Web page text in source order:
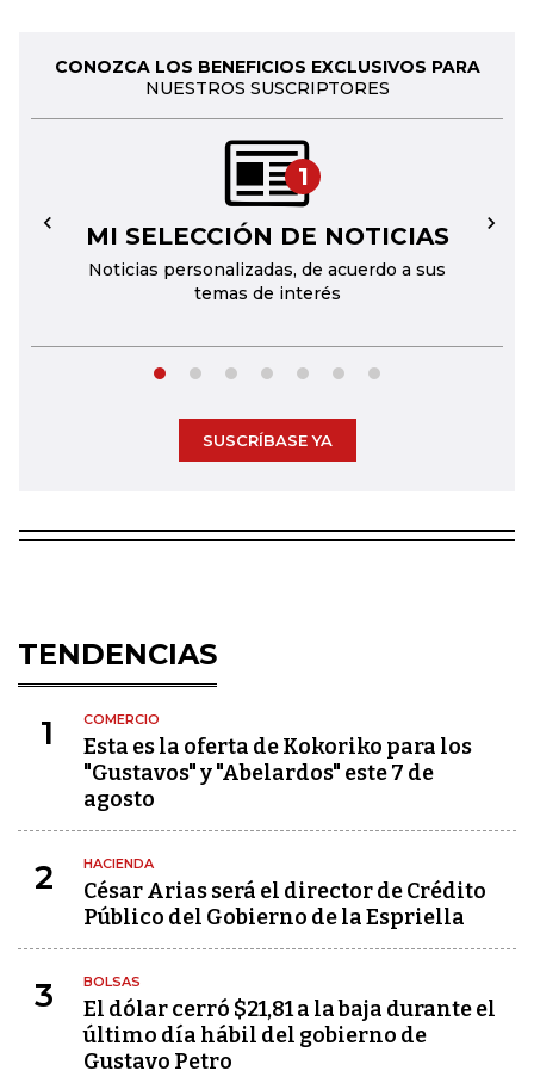
CONOZCA LOS BENEFICIOS EXCLUSIVOS PARA
NUESTROS SUSCRIPTORES
1
MI SELECCIÓN DE NOTICIAS
Noticias personalizadas, de acuerdo a sus
temas de interés
← →
SUSCRÍBASE YA
TENDENCIAS
1 COMERCIO
Esta es la oferta de Kokoriko para los
"Gustavos" y "Abelardos" este 7 de
agosto
2 HACIENDA
César Arias será el director de Crédito
Público del Gobierno de la Espriella
3 BOLSAS
El dólar cerró $21,81 a la baja durante el
último día hábil del gobierno de
Gustavo Petro